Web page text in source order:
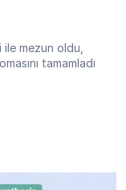
mezun oldu,
tamamladı